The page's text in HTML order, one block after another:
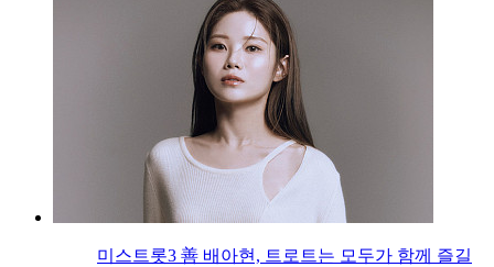
미스트롯3 善 배아현, 트로트는 모두가 함께 즐길